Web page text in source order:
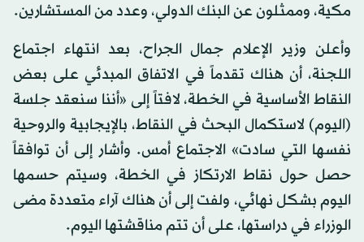
مكية، وممثلون عن البنك الدولي، وعدد من المستشارين.
وأعلن وزير الإعلام جمال الجراح، بعد انتهاء اجتماع
اللجنة، أن هناك تقدماً في الاتفاق المبدئي على بعض
النقاط الأساسية في الخطة، لافتاً إلى «أننا سنعقد جلسة
(اليوم) لاستكمال البحث في النقاط، بالإيجابية والروحية
نفسها التي سادت» الاجتماع أمس. وأشار إلى أن توافقاً
حصل حول نقاط الارتكاز في الخطة، وسيتم حسمها
اليوم بشكل نهائي، ولفت إلى أن هناك آراء متعددة مضى
الوزراء في دراستها، على أن تتم مناقشتها اليوم.